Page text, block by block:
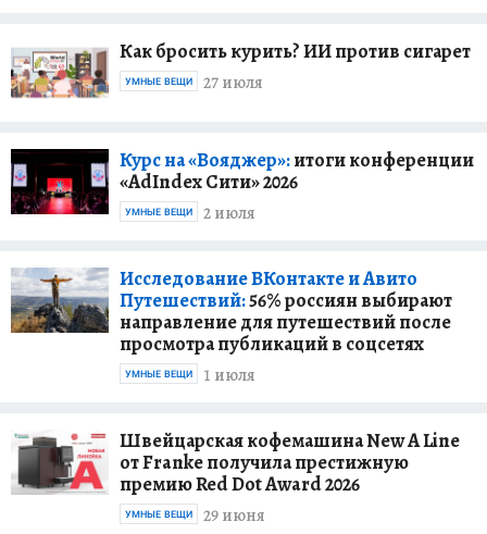
Как бросить курить? ИИ против сигарет
27 июля
УМНЫЕ ВЕЩИ
Курс на «Вояджер»:итоги конференции
«AdIndex Сити» 2026
2 июля
УМНЫЕ ВЕЩИ
Исследование ВКонтакте и Авито
Путешествий:56% россиян выбирают
направление для путешествий после
просмотра публикаций в соцсетях
1 июля
УМНЫЕ ВЕЩИ
Швейцарская кофемашина New A Line
от Franke получила престижную
премию Red Dot Award 2026
29 июня
УМНЫЕ ВЕЩИ